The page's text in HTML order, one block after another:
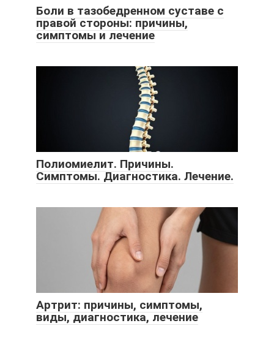
Боли в тазобедренном суставе с
правой стороны: причины,
симптомы и лечение
Полиомиелит. Причины.
Симптомы. Диагностика. Лечение.
Артрит: причины, симптомы,
виды, диагностика, лечение